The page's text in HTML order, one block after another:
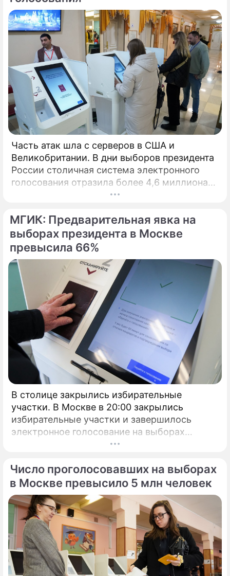
Часть атак шла с серверов в США и
Великобритании. В дни выборов президента
России столичная система электронного
голосования отразила более 4,6 миллиона
кибератак, сообщил глава Электронного
МГИК: Предварительная явка на
выборах президента в Москве
превысила 66%
В столице закрылись избирательные
участки. В Москве в 20:00 закрылись
избирательные участки и завершилось
электронное голосование на выборах
Число проголосовавших на выборах
в Москве превысило 5 млн человек